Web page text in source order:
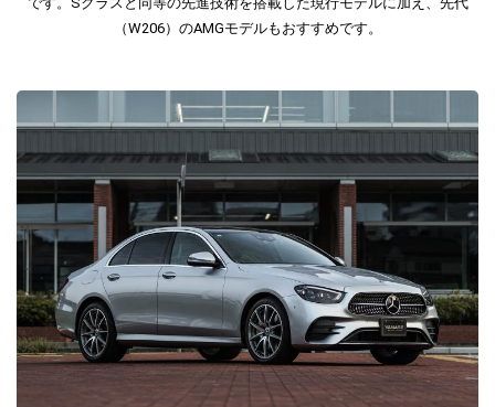
（W206）のAMGモデルもおすすめです。